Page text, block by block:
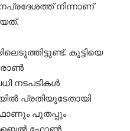
നിന്നാണ്
കുട്ടിയെ
നടപടികൾ
പ്രതിയുടേതായി
പുതപ്പും
ഫോൺ